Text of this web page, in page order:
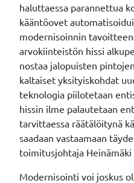
haluttaessa parannettua
kääntöovet
modernisoinnin
arvokiinteistön hissi
nostaa jalopuisten
kaltaiset yksityiskohdat
teknologia piilotetaan
hissin ilme palautetaan
tarvittaessa räätälöitynä
saadaan vastaamaan
toimitusjohtaja Heinämäki
Modernisointi voi joskus